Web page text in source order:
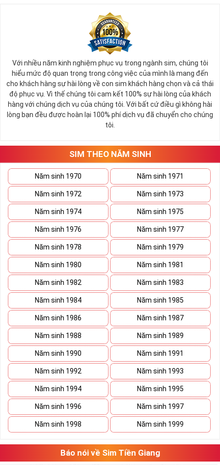
Với nhiều năm kinh nghiệm phục vụ trong ngành sim, chúng tôi
hiểu mức độ quan trọng trong công việc của mình là mang đến
cho khách hàng sự hài lòng về con sim khách hàng chọn và cả thái
độ phục vụ. Vì thế chúng tôi cam kết 100% sự hài lòng của khách
hàng với chúng dịch vụ của chúng tôi. Với bất cứ điều gì không hài
lòng bạn đều được hoàn lại 100% phí dịch vụ đã chuyển cho chúng
tôi.
SIM THEO NĂM SINH
Năm sinh 1970 Năm sinh 1971
Năm sinh 1972 Năm sinh 1973
Năm sinh 1974 Năm sinh 1975
Năm sinh 1976 Năm sinh 1977
Năm sinh 1978 Năm sinh 1979
Năm sinh 1980 Năm sinh 1981
Năm sinh 1982 Năm sinh 1983
Năm sinh 1984 Năm sinh 1985
Năm sinh 1986 Năm sinh 1987
Năm sinh 1988 Năm sinh 1989
Năm sinh 1990 Năm sinh 1991
Năm sinh 1992 Năm sinh 1993
Năm sinh 1994 Năm sinh 1995
Năm sinh 1996 Năm sinh 1997
Năm sinh 1998 Năm sinh 1999
Báo nói về Sim Tiền Giang